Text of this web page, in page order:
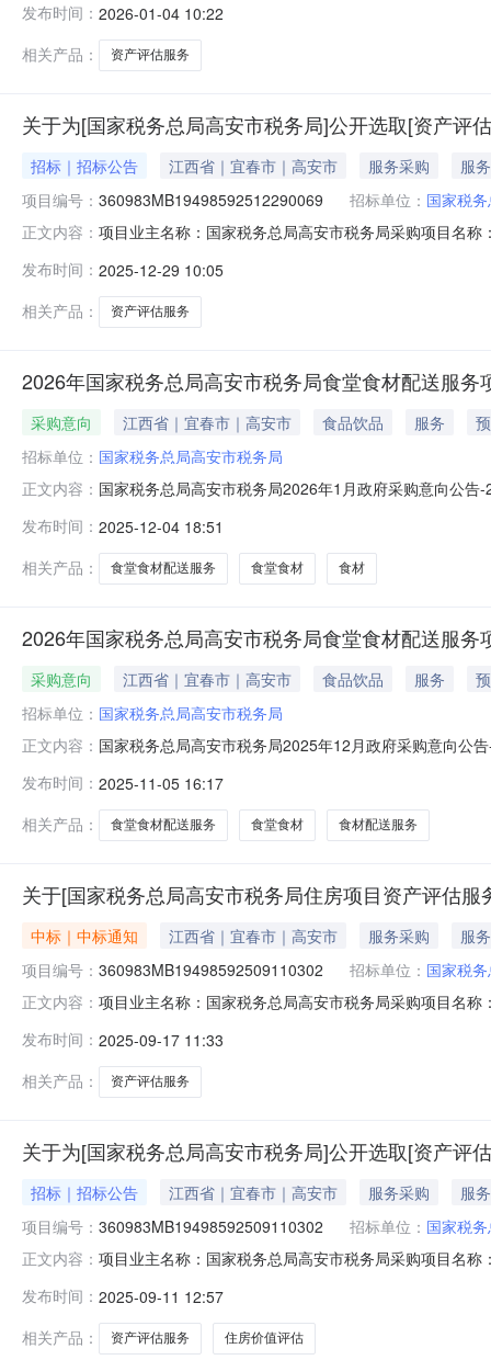
工作日）签订合同时间：15（个工作日）合同备案时间
址：江
发布时间： 2026-01-04 10:22
相关产品：
资产评估服务
关于为[国家税务总局高安市税务局]公开选取[资产评
招标｜招标公告 江西省｜宜春市｜高安市 服务采购
服务
项目编号： 360983MB19498592512290069 招标单位： 国家税
正文内容： 项目业主名称：国家税务总局高安市税务局采购项目名
店面，面积共计1295平方米资产价值评估，并按时按质
明：无其他要求说
发布时间： 2025-12-29 10:05
相关产品：
资产评估服务
2026年国家税务总局高安市税务局食堂食材配送服务
采购意向 江西省｜宜春市｜高安市 食品饮品 服务
招标单位： 国家税务总局高安市税务局
正文内容： 国家税务总局高安市税务局2026年1月政府采购意向公
送服务项目预算金额：290.000000万元(人民币)采购品
服务，配
发布时间： 2025-12-04 18:51
相关产品：
食堂食材配送服务 食堂食材 食材
2026年国家税务总局高安市税务局食堂食材配送服务
采购意向 江西省｜宜春市｜高安市 食品饮品 服务
招标单位： 国家税务总局高安市税务局
正文内容： 国家税务总局高安市税务局2025年12月政府采购意向公
材配送服务项目预算金额：230.000000万元(人民币)采
配送服务
发布时间： 2025-11-05 16:17
相关产品：
食堂食材配送服务 食堂食材 食材配送服务
关于[国家税务总局高安市税务局住房项目资产评估
中标｜中标通知 江西省｜宜春市｜高安市 服务采购
服务
项目编号： 360983MB19498592509110302 招标单位： 国家税
正文内容： 项目业主名称：国家税务总局高安市税务局采购项目名
（1995）971号文件及市场行情收费标准，最高不超过
发布时间： 2025-09-17 11:33
相关产品：
资产评估服务
关于为[国家税务总局高安市税务局]公开选取[资产评
招标｜招标公告 江西省｜宜春市｜高安市 服务采购
服务
项目编号： 360983MB19498592509110302 招标单位： 国家税
正文内容： 项目业主名称：国家税务总局高安市税务局采购项目名
高不超过1000元对国家税务总局高安市税务局地税小区
果。洽谈时
发布时间： 2025-09-11 12:57
相关产品：
资产评估服务 住房价值评估